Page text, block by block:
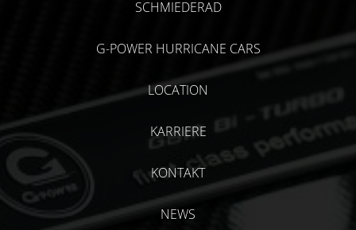
SCHMIEDERAD
G-POWER HURRICANE CARS
LOCATION
KARRIERE
KONTAKT
NEWS